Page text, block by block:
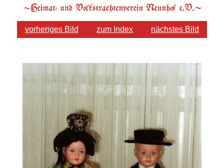
vorheriges Bild zum Index nächstes Bild